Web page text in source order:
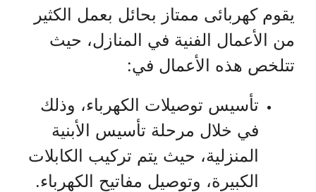
يقوم كهربائى ممتاز بحائل بعمل الكثير
من الأعمال الفنية في المنازل، حيث
تتلخص هذه الأعمال في:
تأسيس توصيلات الكهرباء، وذلك
في خلال مرحلة تأسيس الأبنية
المنزلية، حيث يتم تركيب الكابلات
الكبيرة، وتوصيل مفاتيح الكهرباء.